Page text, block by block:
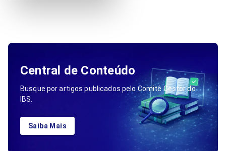
Central de Conteúdo
Busque por artigos publicados pelo Comitê Gestor do
IBS.
Saiba Mais